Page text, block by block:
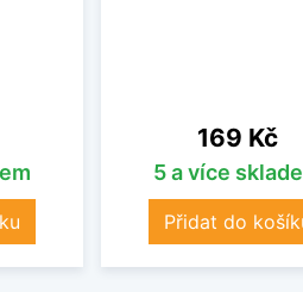
Cena
169 Kč
5 a více
Přidat do